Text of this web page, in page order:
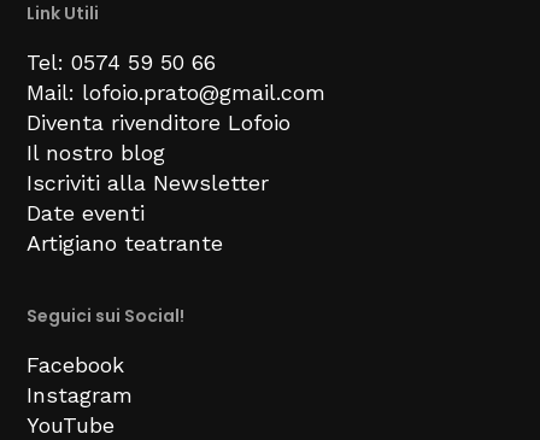
Link Utili
Tel: 0574 59 50 66
Mail: lofoio.prato@gmail.com
Diventa rivenditore Lofoio
Il nostro blog
Iscriviti alla Newsletter
Date eventi
Artigiano teatrante
Seguici sui Social!
Facebook
Instagram
YouTube